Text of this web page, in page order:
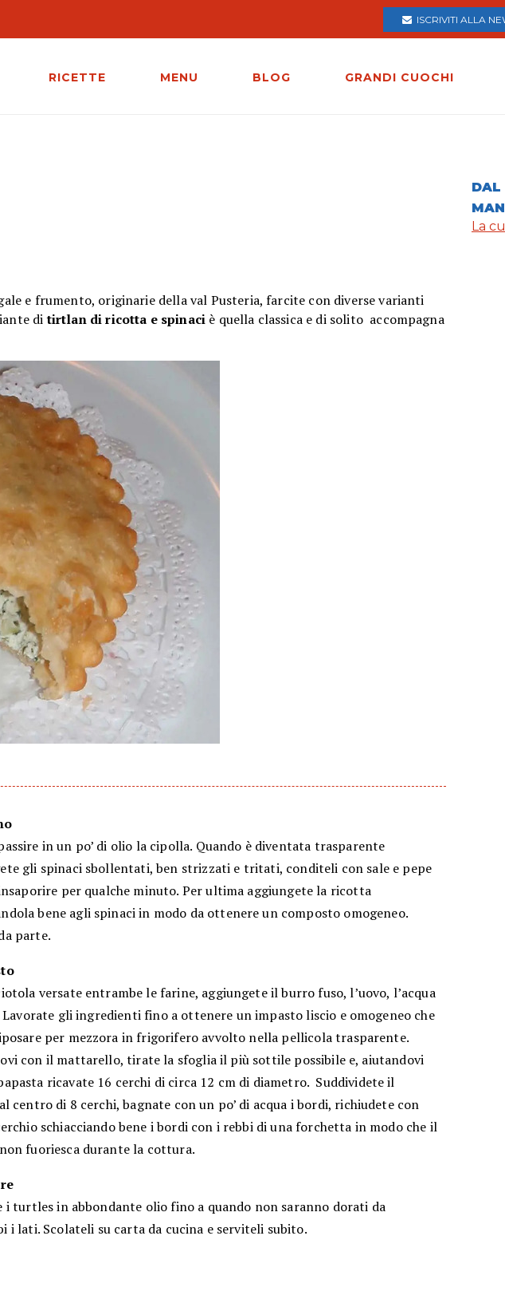
ISCRIVITI ALLA
RICETTE MENU BLOG GRANDI CUOCHI
e frumento, originarie della val Pusteria, farcite con diverse varianti
ditirtlan di ricotta e spinaci è quella classica e di solito accompagna
in un po’ di olio la cipolla. Quando è diventata trasparente
gli spinaci sbollentati, ben strizzati e tritati, conditeli con sale e pepe
per qualche minuto. Per ultima aggiungete la ricotta
bene agli spinaci in modo da ottenere un composto omogeneo.
parte.
versate entrambe le farine, aggiungete il burro fuso, l’uovo, l’acqua
Lavorate gli ingredienti fino a ottenere un impasto liscio e omogeneo che
per mezzora in frigorifero avvolto nella pellicola trasparente.
con il mattarello, tirate la sfoglia il più sottile possibile e, aiutandovi
ricavate 16 cerchi di circa 12 cm di diametro. Suddividete il
centro di 8 cerchi, bagnate con un po’ di acqua i bordi, richiudete con
schiacciando bene i bordi con i rebbi di una forchetta in modo che il
fuoriesca durante la cottura.
i turtles in abbondante olio fino a quando non saranno dorati da
i lati. Scolateli su carta da cucina e serviteli subito.
DAL
La